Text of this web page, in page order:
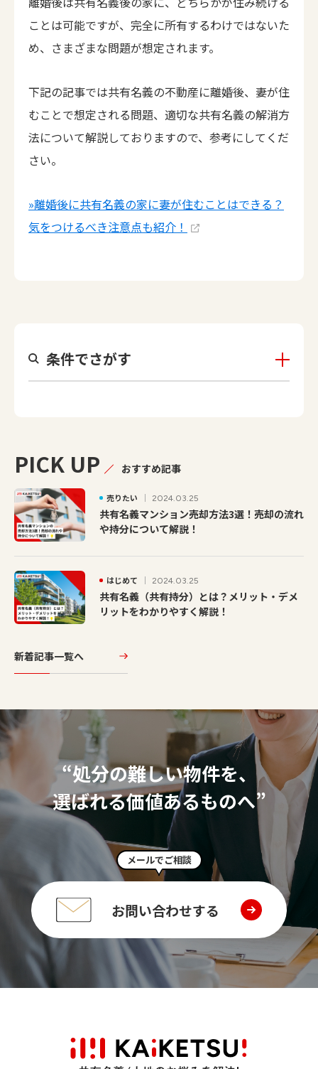
ことは可能ですが、完全に所有するわけではないた
め、さまざまな問題が想定されます。
下記の記事では共有名義の不動産に離婚後、妻が住
むことで想定される問題、適切な共有名義の解消方
法について解説しておりますので、参考にしてくだ
さい。
»離婚後に共有名義の家に妻が住むことはできる？
気をつけるべき注意点も紹介！
条件でさがす
PICK UP おすすめ記事
売りたい 2024.03.25
共有名義マンション売却方法3選！売却の流れ
や持分について解説！
はじめて 2024.03.25
共有名義（共有持分）とは？メリット・デメ
リットをわかりやすく解説！
新着記事一覧へ
“処分の難しい物件を、
選ばれる価値あるものへ”
お問い合わせする
メールでご相談